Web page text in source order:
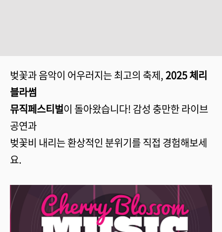
벚꽃과 음악이 어우러지는 최고의 축제,2025 체리
블라썸
뮤직페스티벌이 돌아왔습니다! 감성 충만한 라이브
공연과
벚꽃비 내리는 환상적인 분위기를 직접 경험해보세
요.